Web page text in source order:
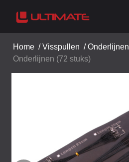
Home /Visspullen /Onderlijnen
Onderlijnen (72 stuks)